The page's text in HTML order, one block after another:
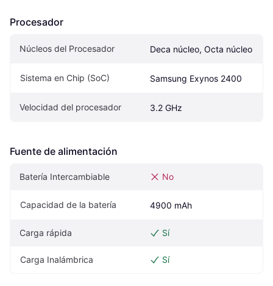
Procesador
Núcleos del Procesador Deca núcleo, Octa núcleo
Sistema en Chip (SoC) Samsung Exynos 2400
Velocidad del procesador 3.2 GHz
Fuente de alimentación
Batería Intercambiable No
Capacidad de la batería 4900 mAh
Carga rápida Sí
Carga Inalámbrica Sí